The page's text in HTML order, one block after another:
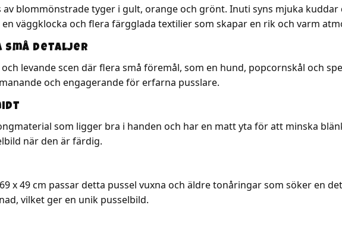
blommönstrade tyger i gult, orange och grönt. Inuti syns mjuka
väggklocka och flera färgglada textilier som skapar en rik och varm
små detaljer
levande scen där flera små föremål, som en hund, popcornskål och
och engagerande för erfarna pusslare.
som ligger bra i handen och har en matt yta för att minska
när den är färdig.
x 49 cm passar detta pussel vuxna och äldre tonåringar som söker en
vilket ger en unik pusselbild.